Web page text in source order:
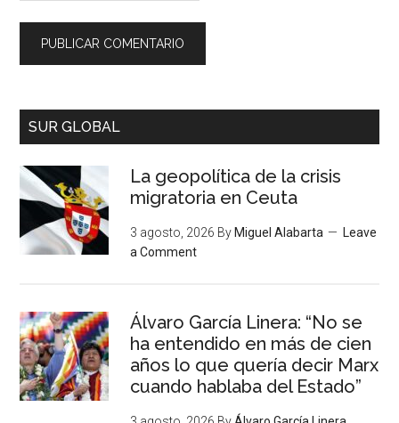
SUR GLOBAL
La geopolítica de la crisis
migratoria en Ceuta
3 agosto, 2026 By Miguel Alabarta
Leave
a Comment
Álvaro García Linera: “No se
ha entendido en más de cien
años lo que quería decir Marx
cuando hablaba del Estado”